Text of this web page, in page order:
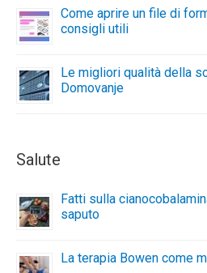
Come aprire un file di
consigli utili
Le migliori qualità della
Domovanje
Salute
Fatti sulla
saputo
La terapia Bowen come